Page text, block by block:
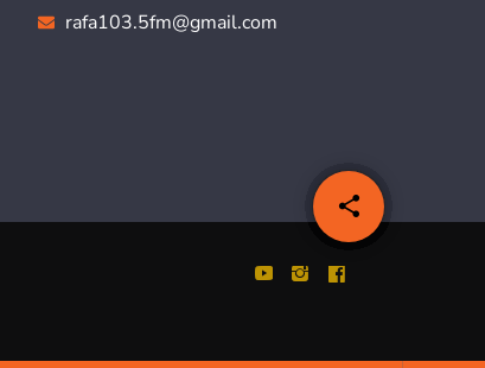
share
email
rafa103.5fm@gmail.com